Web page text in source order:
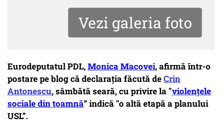
Vezi galeria foto
Eurodeputatul PDL,Monica Macovei, afirmă într-o
postare pe blog că declarația făcută deCrin
Antonescu, sâmbătă seară, cu privire la "violențele
sociale din toamnă” indică "o altă etapă a planului
USL”.